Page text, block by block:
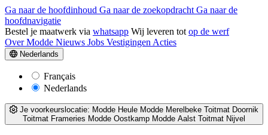
Ga naar de hoofdinhoud Ga naar de zoekopdracht Ga naar de
hoofdnavigatie
Bestel je maatwerk via whatsapp Wij leveren tot op de werf
Over Modde Nieuws Jobs Vestigingen Acties
Nederlands
Français
Nederlands
Je voorkeurslocatie: Modde Heule Modde Merelbeke Toitmat Doornik
Toitmat Frameries Modde Oostkamp Modde Aalst Toitmat Nijvel